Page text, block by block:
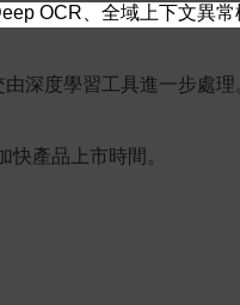
OCR、全域上下文異
深度學習工具進一步處
產品上市時間。